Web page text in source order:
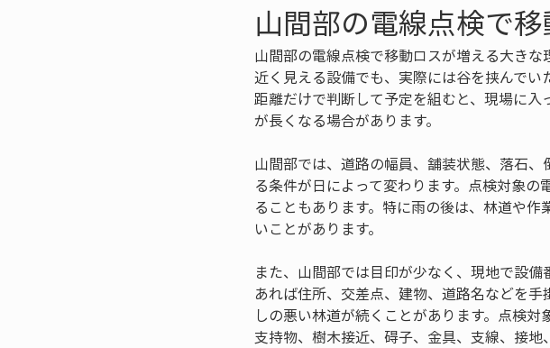
山間部の電線点検で
山間部の電線点検で移動ロスが増える大き
近く見える設備でも、実際には谷を挟んで
距離だけで判断して予定を組むと、現場に
が長くなる場合があります。
山間部では、道路の幅員、舗装状態、落石
る条件が日によって変わります。点検対象
ることもあります。特に雨の後は、林道や
いことがあります。
また、山間部では目印が少なく、現地で設
あれば住所、交差点、建物、道路名などを
しの悪い林道が続くことがあります。点検
支持物、樹木接近、碍子、金具、支線、接地